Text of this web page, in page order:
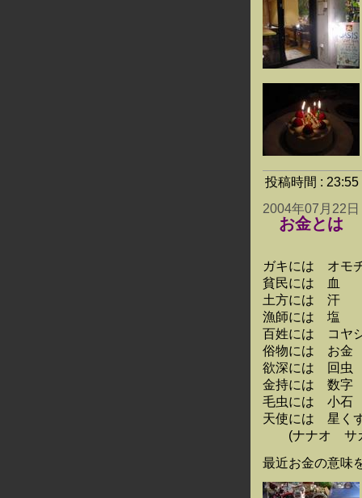
投稿時間 :
2004年07月22日
お金とは
ガキには オモ
貧民には 血
土方には 汗
漁師には 塩
百姓には コヤ
俗物には お金
欲深には 回虫
金持には 数字
毛虫には 小石
天使には 星く
(ナナオ サ
最近お金の意味